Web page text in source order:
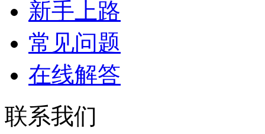
新手上路
常见问题
在线解答
联系我们